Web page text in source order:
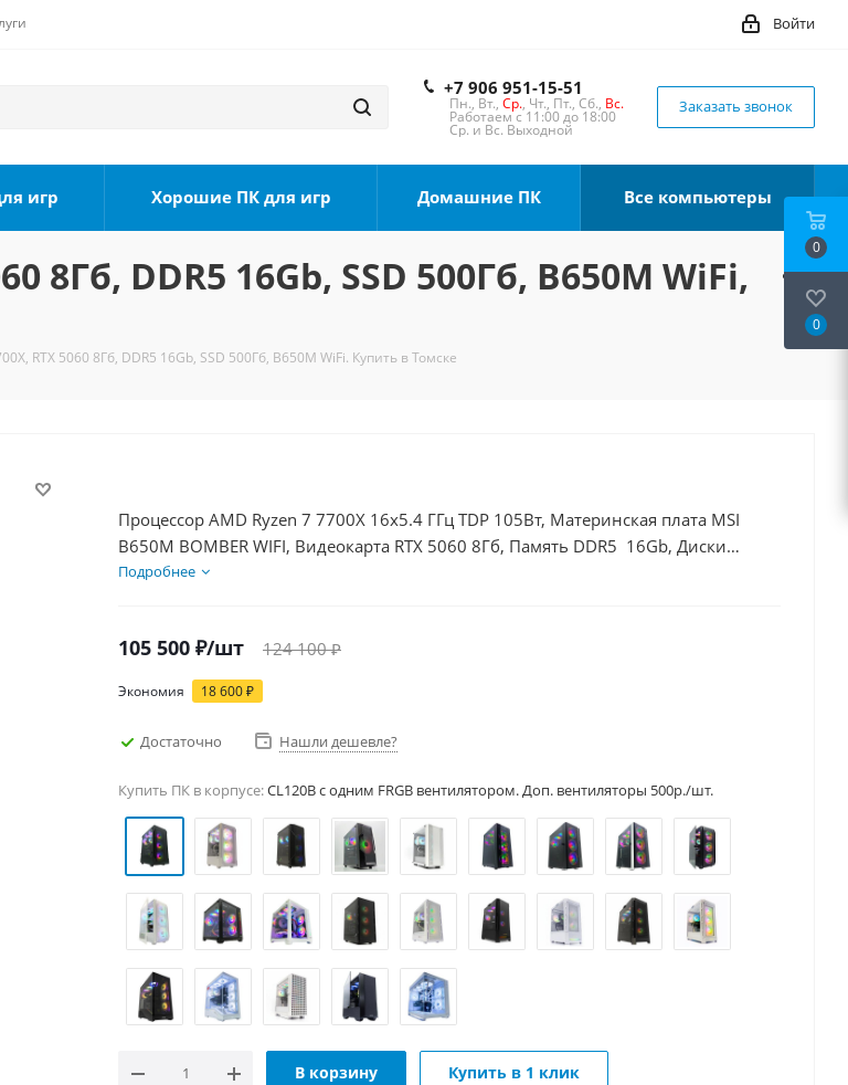
Войти
+7 906 951-15-51
Пн., Вт., Ср., Чт., Пт., Сб., Вс.
Работаем с 11:00 до 18:00
Ср. и Вс. Выходной
Заказать звонок
игр Хорошие ПК для игр Домашние ПК Все компьютеры
8Гб, DDR5 16Gb, SSD 500Гб, B650M WiFi,
RTX 5060 8Гб, DDR5 16Gb, SSD 500Гб, B650M WiFi. Купить в Томске
Процессор AMD Ryzen 7 7700X 16x5.4 ГГц TDP 105Вт, Материнская плата MSI
B650M BOMBER WIFI, Видеокарта RTX 5060 8Гб, Память DDR5 16Gb, Диски
SSD 500Гб, БП 600Вт
Подробнее
105 500 ₽/шт 124 100₽
Экономия 18 600₽
Достаточно Нашли дешевле?
Купить ПК в корпусе:CL120B c одним FRGB вентилятором. Доп. вентиляторы 500р./шт.
В корзину Купить в 1 клик
0
0